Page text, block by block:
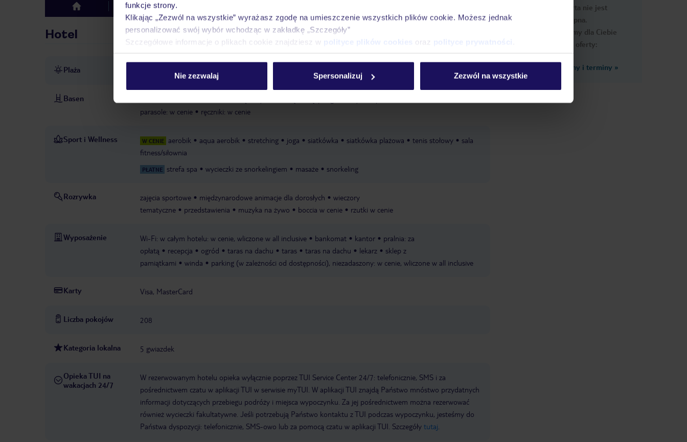
funkcje strony.
Klikając „Zezwól na wszystkie” wyrażasz zgodę na umieszczenie wszystkich plików cookie. Możesz jednak
personalizować swój wybór wchodząc w zakładkę „Szczegóły”
Szczegółowe informacje o plikach cookie znajdziesz w polityce plików cookies oraz polityce prywatności
Nie zezwalaj Spersonalizuj Zezwól na wszystkie
top Hotel
Hotel
Plaża bezpośrednio przy plaży leżaki w cenie parasole w cenie ręczniki w cenie
Basen
parasole: w cenie
ręczniki: w cenie
Sport i Wellness W CENIE aerobik aqua aerobik stretching joga siatkówka siatkówka plażowa tenis stołowy
sala
fitness/siłownia
PŁATNE strefa spa wycieczki ze snorkelingiem masaże snorkeling
Rozrywka zajęcia sportowe międzynarodowe animacje dla dorosłych
wieczory
tematyczne
przedstawienia muzyka na żywo boccia w cenie rzutki w cenie
Wyposażenie Wi-Fi: w całym hotelu: w cenie, wliczone w all inclusive bankomat kantor
pralnia: za
opłatą
recepcja ogród taras na dachu taras taras na dachu lekarz
sklep z
pamiątkami
winda parking (w zależności od dostępności), niezadaszony: w cenie, wliczone w all inclusive
Karty Visa, MasterCard
Liczba pokojów 208
Kategoria lokalna 5 gwiazdek
Opieka TUI na
wakacjach 24/7
W rezerwowanym hotelu opieka wyłącznie poprzez TUI Service Center 24/7: telefonicznie, SMS i za
pośrednictwem czatu w aplikacji TUI w serwisie myTUI. W aplikacji TUI znajdą Państwo mnóstwo przydatnych
informacji dotyczących przebiegu podróży i miejsca wypoczynku. Za jej pośrednictwem można rezerwować
również wycieczki fakultatywne. Jeśli potrzebują Państwo kontaktu z TUI podczas wypoczynku, jesteśmy do
Państwa dyspozycji: telefonicznie, SMS-owo lub za pomocą czatu w aplikacji TUI. Szczegóły tutaj
Ups, ta oferta nie jest
dostępna.
Przygotowaliśmy dla Ciebie
podobne oferty:
Zobacz inne ceny i terminy »